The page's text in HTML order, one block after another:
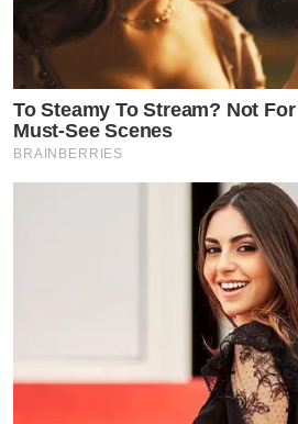
To Steamy To Stream? Not
Must-See Scenes
BRAINBERRIES